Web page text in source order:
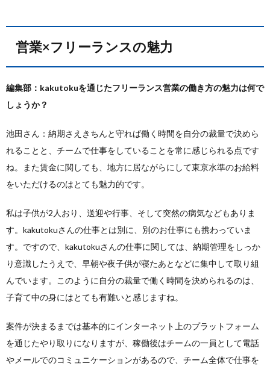
営業×フリーランスの魅力
編集部：kakutokuを通じたフリーランス営業の働き方の魅力は何で
しょうか？
池田さん：納期さえきちんと守れば働く時間を自分の裁量で決めら
れることと、チームで仕事をしていることを常に感じられる点です
ね。また賃金に関しても、地方に居ながらにして東京水準のお給料
をいただけるのはとても魅力的です。
私は子供が2人おり、送迎や行事、そして突然の病気などもありま
す。kakutokuさんの仕事とは別に、別のお仕事にも携わっていま
す。ですので、kakutokuさんの仕事に関しては、納期管理をしっか
り意識したうえで、早朝や夜子供が寝たあとなどに集中して取り組
んでいます。このように自分の裁量で働く時間を決められるのは、
子育て中の身にはとても有難いと感じますね。
案件が決まるまでは基本的にインターネット上のプラットフォーム
を通じたやり取りになりますが、稼働後はチームの一員として電話
やメールでのコミュニケーションがあるので、チーム全体で仕事を